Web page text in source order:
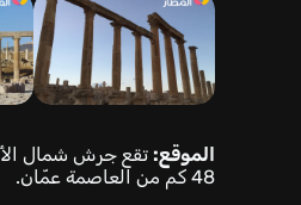
الموقع: تقع جرش شمال
48 كم من العاصمة عمّان.